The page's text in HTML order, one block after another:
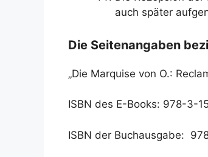
auch später
Die Seitenangaben
„Die Marquise von O.:
ISBN des E-Books: 978-3-
ISBN der Buchausgabe: